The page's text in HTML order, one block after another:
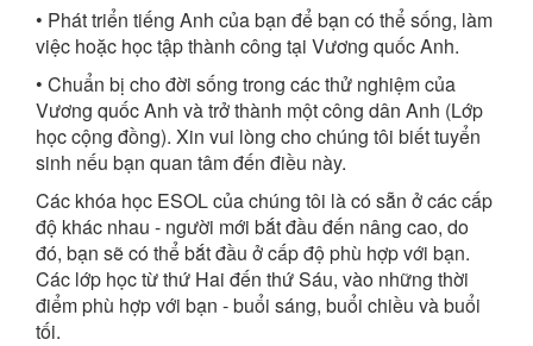
• Phát triển tiếng Anh của bạn để bạn có thể sống, làm
việc hoặc học tập thành công tại Vương quốc Anh.
• Chuẩn bị cho đời sống trong các thử nghiệm của
Vương quốc Anh và trở thành một công dân Anh (Lớp
học cộng đồng). Xin vui lòng cho chúng tôi biết tuyển
sinh nếu bạn quan tâm đến điều này.
Các khóa học ESOL của chúng tôi là có sẵn ở các cấp
độ khác nhau - người mới bắt đầu đến nâng cao, do
đó, bạn sẽ có thể bắt đầu ở cấp độ phù hợp với bạn.
Các lớp học từ thứ Hai đến thứ Sáu, vào những thời
điểm phù hợp với bạn - buổi sáng, buổi chiều và buổi
tối.